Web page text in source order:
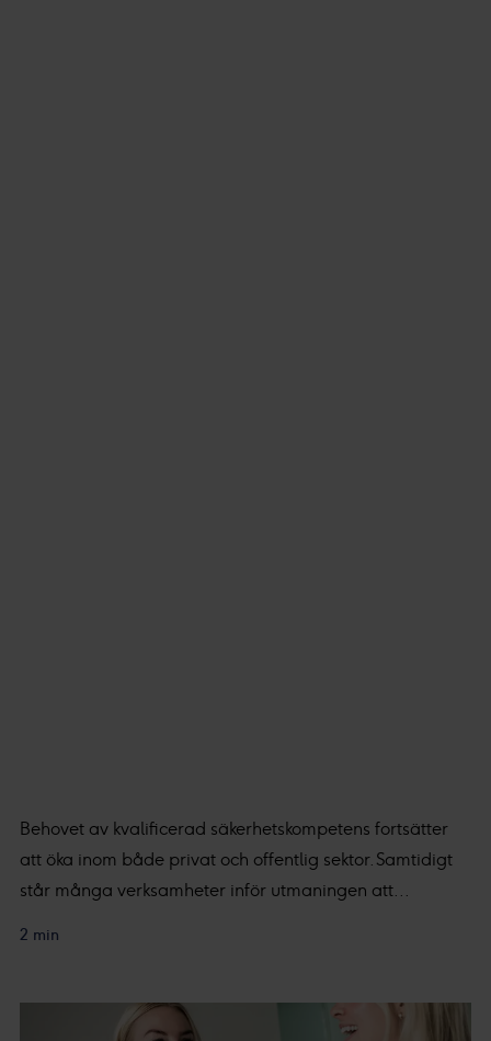
Behovet av kvalificerad säkerhetskompetens fortsätter
att öka inom både privat och offentlig sektor. Samtidigt
står många verksamheter inför utmaningen att...
2 min